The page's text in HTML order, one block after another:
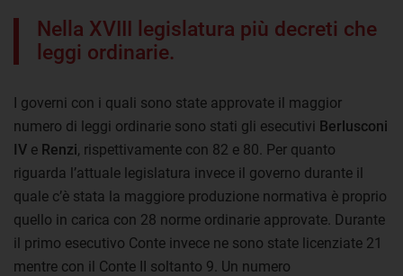
Nella XVIII legislatura più decreti che
leggi ordinarie.
I governi con i quali sono state approvate il maggior
numero di leggi ordinarie sono stati gli esecutivi Berlusconi
IV e Renzi, rispettivamente con 82 e 80. Per quanto
riguarda l’attuale legislatura invece il governo durante il
quale c’è stata la maggiore produzione normativa è proprio
quello in carica con 28 norme ordinarie approvate. Durante
il primo esecutivo Conte invece ne sono state licenziate 21
mentre con il Conte II soltanto 9. Un numero